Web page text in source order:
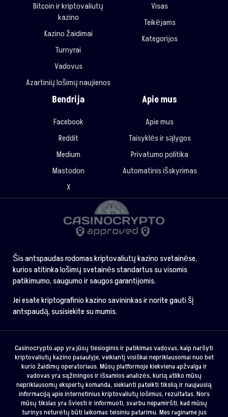
Bitcoin ir kriptovaliutų
kazino
Kazino žaidimai
Turnyrai
Vadovus
Azartinių lošimų naujienos
Visas
Teikėjams
Kategorijos
Bendrija
Facebook
Reddit
Medium
Mastodon
X
Apie mus
Apie mus
Taisyklės ir sąlygos
Privatumo politika
Automatinis išskyrimas
Šis antspaudas rodomas kriptovaliutų kazino svetainėse,
kurios atitinka lošimų svetainės standartus su visomis
patikimumo, saugumo ir saugos garantijomis.
Jei esate kriptografinio kazino savininkas ir norite gauti šį
antspaudą, susisiekite su mumis.
Casinocrypto.app yra jūsų tiesioginis ir patikimas vadovas, kaip naršyti
kriptovaliutų kazino pasaulyje, veikiantį visiškai nepriklausomai nuo bet
kurio žaidimų operatoriaus. Mūsų platformoje kiekviena apžvalga ir
vadovas yra sąžiningos ir išsamios analizės, kurią atliko mūsų
nepriklausomų ekspertų komanda, siekianti pateikti tikslią ir naujausią
informaciją apie internetinius kriptovaliutų lošimus, rezultatas. Nors
mūsų tikslas yra šviesti ir informuoti, svarbu nepamiršti, kad mūsų
turinys neturėtų būti laikomas teisiniu patarimu. Mes raginame jus